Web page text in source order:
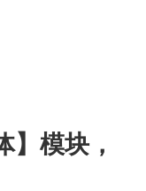
模块，